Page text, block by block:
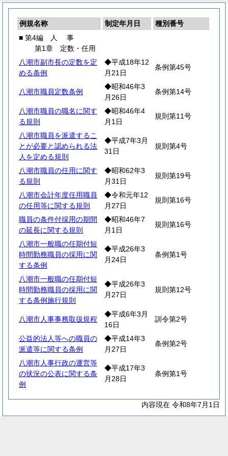
例規名称 制定年月日
種別番号
■ 第4編
人 事
第1章 定数・任用
八潮市副市長の定数を定
める条例
◆平成18年12
月21日
条例第45号
八潮市職員定数条例
◆昭和46年3
月26日
条例第14号
八潮市職員の職名に関す
る規則
◆昭和46年4
月1日
規則第11号
八潮市職員を派遣するこ
とが必要と認められる法
人を定める規則
◆平成7年3月
31日
規則第4号
八潮市職員の任用に関す
る規則
◆昭和62年3
月31日
規則第19号
八潮市会計年度任用職員
の任用等に関する規則
◆令和元年12
月27日
規則第16号
職員の条件付採用の期間
の延長に関する規則
◆昭和46年7
月1日
規則第16号
八潮市一般職の任期付短
時間勤務職員の採用に関
する条例
◆平成26年3
月24日
条例第1号
八潮市一般職の任期付短
時間勤務職員の採用に関
する条例施行規則
◆平成26年3
月27日
規則第12号
八潮市人事事務取扱規程
◆平成6年3月
16日
訓令第2号
公益的法人等への職員の
派遣等に関する条例
◆平成14年3
月27日
条例第2号
八潮市人事行政の運営等
の状況の公表に関する条
例
◆平成17年3
月28日
条例第1号
内容現在 令和8年7月1日